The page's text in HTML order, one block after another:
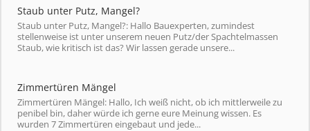
Staub unter Putz, Mangel?
Staub unter Putz, Mangel?: Hallo Bauexperten, zumindest
stellenweise ist unter unserem neuen Putz/der Spachtelmassen
Staub, wie kritisch ist das? Wir lassen gerade unsere...
Zimmertüren Mängel
Zimmertüren Mängel: Hallo, Ich weiß nicht, ob ich mittlerweile zu
penibel bin, daher würde ich gerne eure Meinung wissen. Es
wurden 7 Zimmertüren eingebaut und jede...